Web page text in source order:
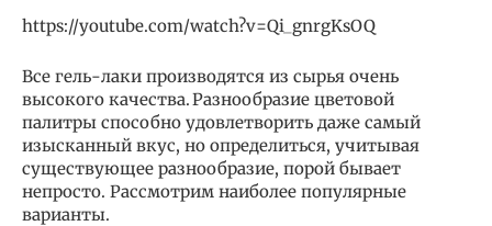
https://youtube.com/watch?v=Qi_gnrgKsOQ
Все гель-лаки производятся из сырья очень
высокого качества. Разнообразие цветовой
палитры способно удовлетворить даже самый
изысканный вкус, но определиться, учитывая
существующее разнообразие, порой бывает
непросто. Рассмотрим наиболее популярные
варианты.